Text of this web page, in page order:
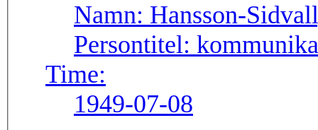
Namn: Hansson-
Persontitel:
Time:
1949-07-08